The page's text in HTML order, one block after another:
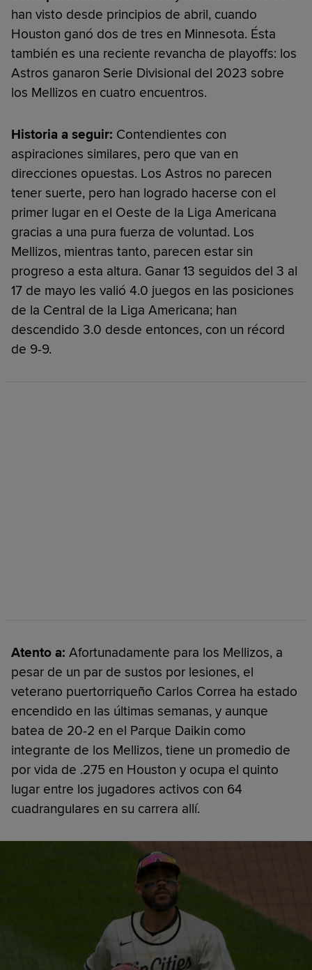
han visto desde principios de abril, cuando
Houston ganó dos de tres en Minnesota. Ésta
también es una reciente revancha de playoffs: los
Astros ganaron Serie Divisional del 2023 sobre
los Mellizos en cuatro encuentros.
Historia a seguir: Contendientes con
aspiraciones similares, pero que van en
direcciones opuestas. Los Astros no parecen
tener suerte, pero han logrado hacerse con el
primer lugar en el Oeste de la Liga Americana
gracias a una pura fuerza de voluntad. Los
Mellizos, mientras tanto, parecen estar sin
progreso a esta altura. Ganar 13 seguidos del 3 al
17 de mayo les valió 4.0 juegos en las posiciones
de la Central de la Liga Americana; han
descendido 3.0 desde entonces, con un récord
de 9-9.
Atento a: Afortunadamente para los Mellizos, a
pesar de un par de sustos por lesiones, el
veterano puertorriqueño Carlos Correa ha estado
encendido en las últimas semanas, y aunque
batea de 20-2 en el Parque Daikin como
integrante de los Mellizos, tiene un promedio de
por vida de .275 en Houston y ocupa el quinto
lugar entre los jugadores activos con 64
cuadrangulares en su carrera allí.